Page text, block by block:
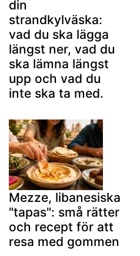
din
strandkylväska:
vad du ska lägga
längst ner, vad du
ska lämna längst
upp och vad du
inte ska ta med.
Mezze, libanesiska
"tapas": små rätter
och recept för att
resa med gommen